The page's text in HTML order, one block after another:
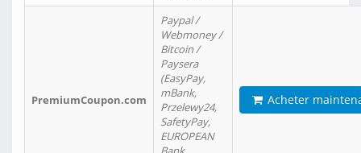
PremiumCoupon.com
Paypal /
Webmoney /
Bitcoin /
Paysera
(EasyPay,
mBank,
Przelewy24,
SafetyPay,
EUROPEAN
Acheter